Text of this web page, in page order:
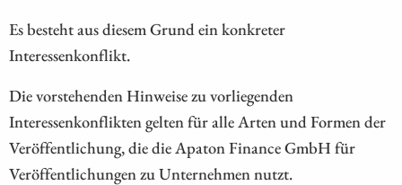
Es besteht aus diesem Grund ein konkreter
Interessenkonflikt.
Die vorstehenden Hinweise zu vorliegenden
Interessenkonflikten gelten für alle Arten und Formen der
Veröffentlichung, die die Apaton Finance GmbH für
Veröffentlichungen zu Unternehmen nutzt.